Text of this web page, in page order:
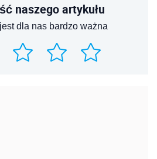
naszego artykułu
dla nas bardzo ważna